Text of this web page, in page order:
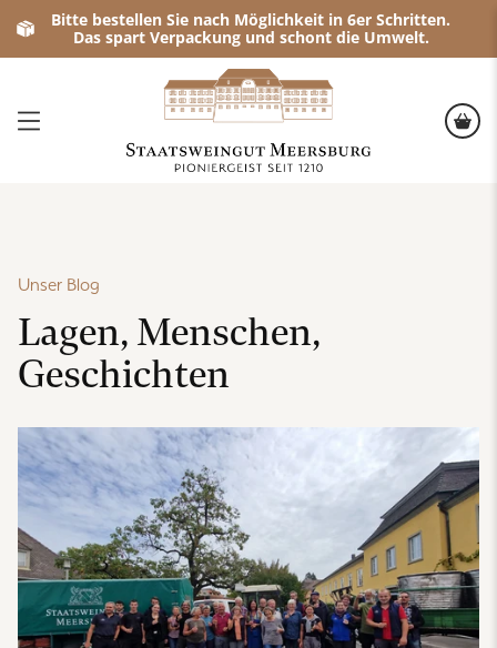
Bitte bestellen Sie nach Möglichkeit in 6er Schritten.
Das spart Verpackung und schont die Umwelt.
Unser Blog
Lagen, Menschen,
Geschichten
Staatsweingut